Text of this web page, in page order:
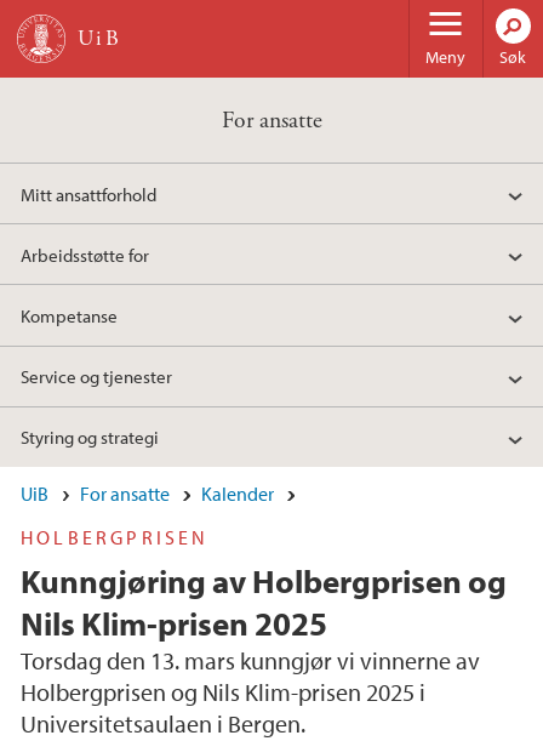
Hopp til hovedinnhold
Meny Søk
For ansatte
Mitt ansattforhold
Arbeidsstøtte for
Kompetanse
Service og tjenester
Styring og strategi
UiB For ansatte
Kalender
HOLBERGPRISEN
Kunngjøring av Holbergprisen og
Nils Klim-prisen 2025
Torsdag den 13. mars kunngjør vi vinnerne av
Holbergprisen og Nils Klim-prisen 2025 i
Universitetsaulaen i Bergen.